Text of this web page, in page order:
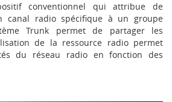
conventionnel qui attribue de
canal radio spécifique à un groupe
Trunk permet de partager les
de la ressource radio permet
du réseau radio en fonction des